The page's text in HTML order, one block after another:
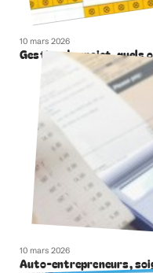
10 mars 2026
Gestion de projet, quels
10 mars 2026
Auto-entrepreneurs,